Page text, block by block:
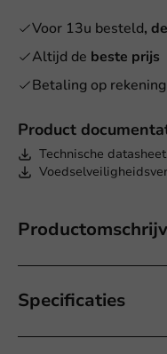
Product
Technische
Specificaties
Voor 13u besteld,
Altijd de beste prijs
Betaling op